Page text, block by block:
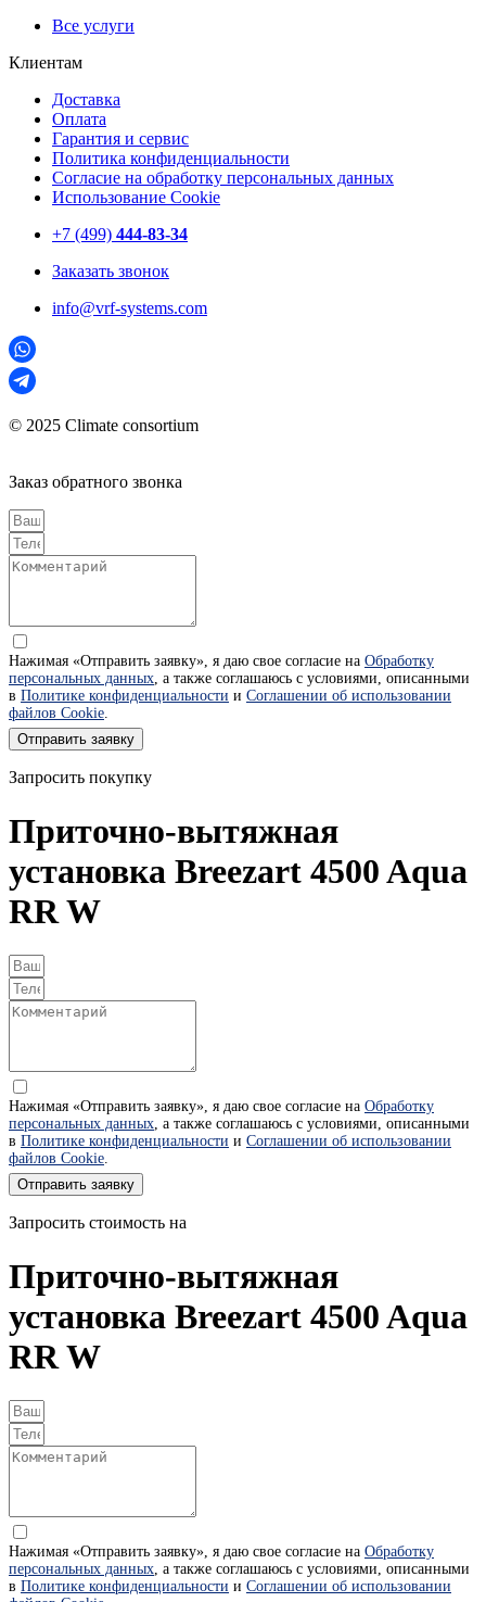
Все услуги
Клиентам
Доставка
Оплата
Гарантия и сервис
Политика конфиденциальности
Согласие на обработку персональных данных
Использование Cookie
+7 (499) 444-83-34
Заказать звонок
info@vrf-systems.com
© 2025 Climate consortium
Заказ обратного звонка
Нажимая «Отправить заявку», я даю свое согласие на Обработку
персональных данных, а также соглашаюсь с условиями, описанными
в Политике конфиденциальности и Соглашении об использовании
файлов Cookie.
Отправить заявку
Запросить покупку
Приточно-вытяжная
установка Breezart 4500 Aqua
RR W
Нажимая «Отправить заявку», я даю свое согласие на Обработку
персональных данных, а также соглашаюсь с условиями, описанными
в Политике конфиденциальности и Соглашении об использовании
файлов Cookie.
Отправить заявку
Запросить стоимость на
Приточно-вытяжная
установка Breezart 4500 Aqua
RR W
Нажимая «Отправить заявку», я даю свое согласие на Обработку
персональных данных , а также соглашаюсь с условиями, описанными
в Политике конфиденциальности и Соглашении об использовании